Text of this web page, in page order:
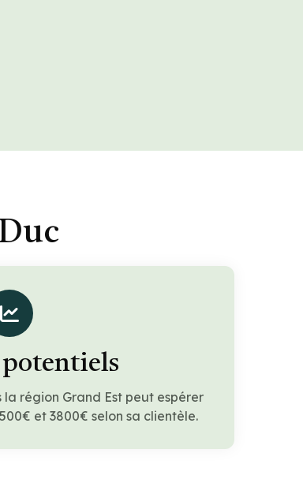
potentiels
région Grand Est peut espérer
et 3800€ selon sa clientèle.